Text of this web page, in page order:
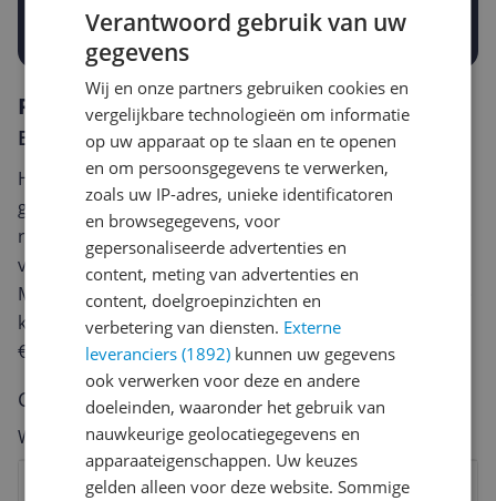
Prijsalert aanzetten
Reviews
Er zijn nog geen reviews geschreven
Heb jij dit product in bezit en wil je graag je mening
geven? Start dan hieronder met het schrijven van je
review. Afhankelijk van de details duurt het schrijven
van een review gemiddeld tussen de 3 en 10 minuten.
Met jouw mening help je andere bezoekers een betere
keuze te maken én maak je iedere maand kans op
€250,-!
Klik hier voor de actievoorwaarden.
Cijfer
Welk cijfer geef jij dit product?
9
8
7
6
5
4
3
2
Verantwoord gebruik van uw
gegevens
Wij en onze partners gebruiken cookies en
vergelijkbare technologieën om informatie
op uw apparaat op te slaan en te openen
en om persoonsgegevens te verwerken,
zoals uw IP-adres, unieke identificatoren
en browsegegevens, voor
gepersonaliseerde advertenties en
content, meting van advertenties en
content, doelgroepinzichten en
verbetering van diensten. Externe
leveranciers (1892) kunnen uw gegevens
ook verwerken voor deze en andere
doeleinden, waaronder het gebruik van
nauwkeurige geolocatiegegevens en
apparaateigenschappen. Uw keuzes
gelden alleen voor deze website. Sommige